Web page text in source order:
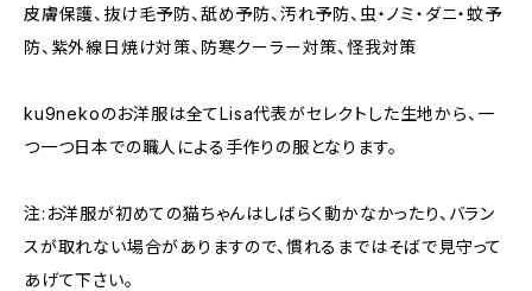
皮膚保護、抜け毛予防、舐め予防、汚れ予防、虫・ノミ・ダニ・蚊予
防、紫外線日焼け対策、防寒クーラー対策、怪我対策
ku9nekoのお洋服は全てLisa代表がセレクトした生地から、一
つ一つ日本での職人による手作りの服となります。
注:お洋服が初めての猫ちゃんはしばらく動かなかったり、バラン
スが取れない場合がありますので、慣れるまではそばで見守って
あげて下さい。